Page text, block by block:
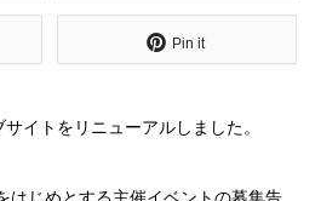
Pin it
イトをリニューアルしました。